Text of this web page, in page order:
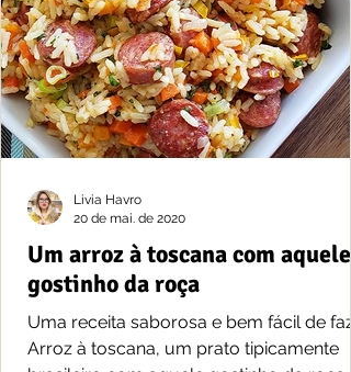
Um arroz à toscana com aquele
gostinho da roça
Uma receita saborosa e bem fácil de
Arroz à toscana, um prato tipicamente
Livia Havro
20 de mai. de 2020